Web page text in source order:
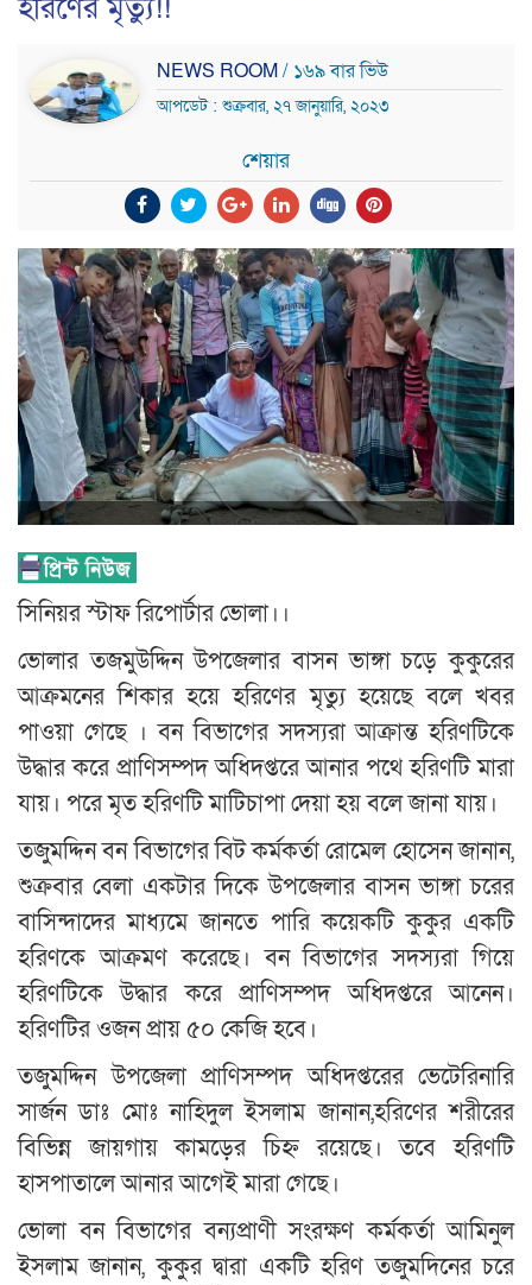
হরিণের মৃত্যু!!
NEWS ROOM/ ১৬৯ বার ভিউ
আপডেট : শুক্রবার, ২৭ জানুয়ারি, ২০২৩
শেয়ার
সিনিয়র স্টাফ রিপোর্টার ভোলা।।
ভোলার তজমুউদ্দিন উপজেলার বাসন ভাঙ্গা চড়ে কুকুরের
আক্রমনের শিকার হয়ে হরিণের মৃত্যু হয়েছে বলে খবর
পাওয়া গেছে । বন বিভাগের সদস্যরা আক্রান্ত হরিণটিকে
উদ্ধার করে প্রাণিসম্পদ অধিদপ্তরে আনার পথে হরিণটি মারা
যায়। পরে মৃত হরিণটি মাটিচাপা দেয়া হয় বলে জানা যায়।
তজুমদ্দিন বন বিভাগের বিট কর্মকর্তা রোমেল হোসেন জানান,
শুক্রবার বেলা একটার দিকে উপজেলার বাসন ভাঙ্গা চরের
বাসিন্দাদের মাধ্যমে জানতে পারি কয়েকটি কুকুর একটি
হরিণকে আক্রমণ করেছে। বন বিভাগের সদস্যরা গিয়ে
হরিণটিকে উদ্ধার করে প্রাণিসম্পদ অধিদপ্তরে আনেন।
হরিণটির ওজন প্রায় ৫০ কেজি হবে।
তজুমদ্দিন উপজেলা প্রাণিসম্পদ অধিদপ্তরের ভেটেরিনারি
সার্জন ডাঃ মোঃ নাহিদুল ইসলাম জানান,হরিণের শরীরের
বিভিন্ন জায়গায় কামড়ের চিহ্ন রয়েছে। তবে হরিণটি
হাসপাতালে আনার আগেই মারা গেছে।
ভোলা বন বিভাগের বন্যপ্রাণী সংরক্ষণ কর্মকর্তা আমিনুল
ইসলাম জানান, কুকুর দ্বারা একটি হরিণ তজুমদিনের চরে